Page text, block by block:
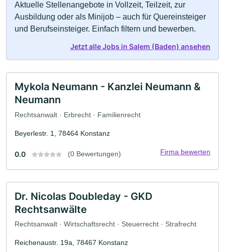
Aktuelle Stellenangebote in Vollzeit, Teilzeit, zur
Ausbildung oder als Minijob – auch für Quereinsteiger
und Berufseinsteiger. Einfach filtern und bewerben.
Jetzt alle Jobs in Salem (Baden) ansehen
Mykola Neumann - Kanzlei Neumann &
Neumann
Rechtsanwalt · Erbrecht · Familienrecht
Beyerlestr. 1, 78464 Konstanz
0.0 (0 Bewertungen) Firma bewerten
Dr. Nicolas Doubleday - GKD
Rechtsanwälte
Rechtsanwalt · Wirtschaftsrecht · Steuerrecht · Strafrecht
Reichenaustr. 19a, 78467 Konstanz